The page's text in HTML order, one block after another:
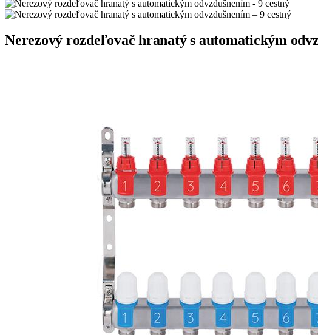
Nerezový rozdeľovač hranatý s automatickým